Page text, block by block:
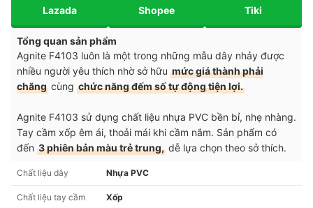
Lazada Shopee Tiki
Tổng quan sản phẩm
Agnite F4103 luôn là một trong những mẫu dây nhảy được
nhiều người yêu thích nhờ sở hữu mức giá thành phải
chăng cùng chức năng đếm số tự động tiện lợi.
Agnite F4103 sử dụng chất liệu nhựa PVC bền bỉ, nhẹ nhàng.
Tay cầm xốp êm ái, thoải mái khi cầm nắm. Sản phẩm có
đến 3 phiên bản màu trẻ trung, dễ lựa chọn theo sở thích.
Chất liệu dây Nhựa PVC
Chất liệu tay cầm Xốp